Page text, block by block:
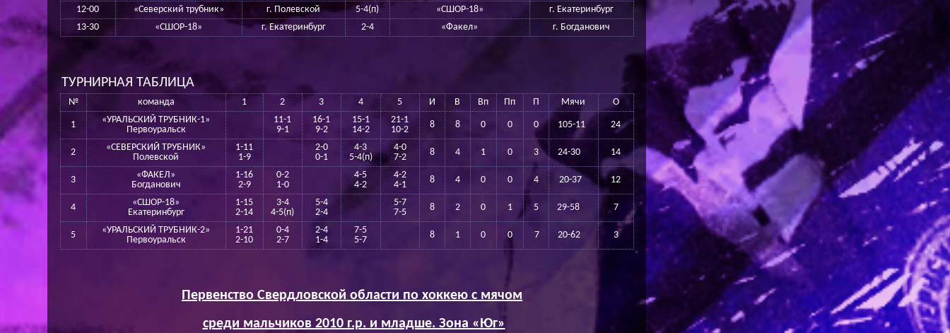
12-00
«Северский трубник» г. Полевской 5-4(п) «СШОР-18»
г. Екатеринбург
13-30
«СШОР-18» г. Екатеринбург 2-4 «Факел» г. Богданович
ТУРНИРНАЯ ТАБЛИЦА
№ команда 1 2 3 4 5 И В Вп Пп П Мячи О
1
«УРАЛЬСКИЙ ТРУБНИК-1»
Первоуральск
11-1
9-1
16-1
9-2
15-1
14-2
21-1
10-2
8 8 0 0 0 105-11 24
2
«СЕВЕРСКИЙ ТРУБНИК»
Полевской
1-11
1-9
2-0
0-1
4-3
5-4(п)
4-0
7-2
8 4 1 0 3 24-30 14
3
«ФАКЕЛ»
Богданович
1-16
2-9
0-2
1-0
4-5
4-2
4-2
4-1
8 4 0 0 4 20-37 12
4
«СШОР-18»
Екатеринбург
1-15
2-14
3-4
4-5(п)
5-4
2-4
5-7
7-5
8 2 0 1 5 29-58 7
5
«УРАЛЬСКИЙ ТРУБНИК-2»
Первоуральск
1-21
2-10
0-4
2-7
2-4
1-4
7-5
5-7
8 1 0 0 7 20-62 3
Первенство Свердловской области по хоккею с мячом
среди мальчиков 2010 г.р. и младше. Зона «Юг»